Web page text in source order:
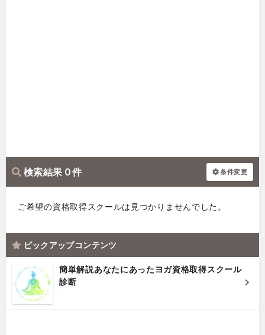
検索結果 0 件 条件変更
ご希望の資格取得スクールは見つかりませんでした。
ピックアップコンテンツ
簡単解説あなたにあったヨガ資格取得スクール
診断